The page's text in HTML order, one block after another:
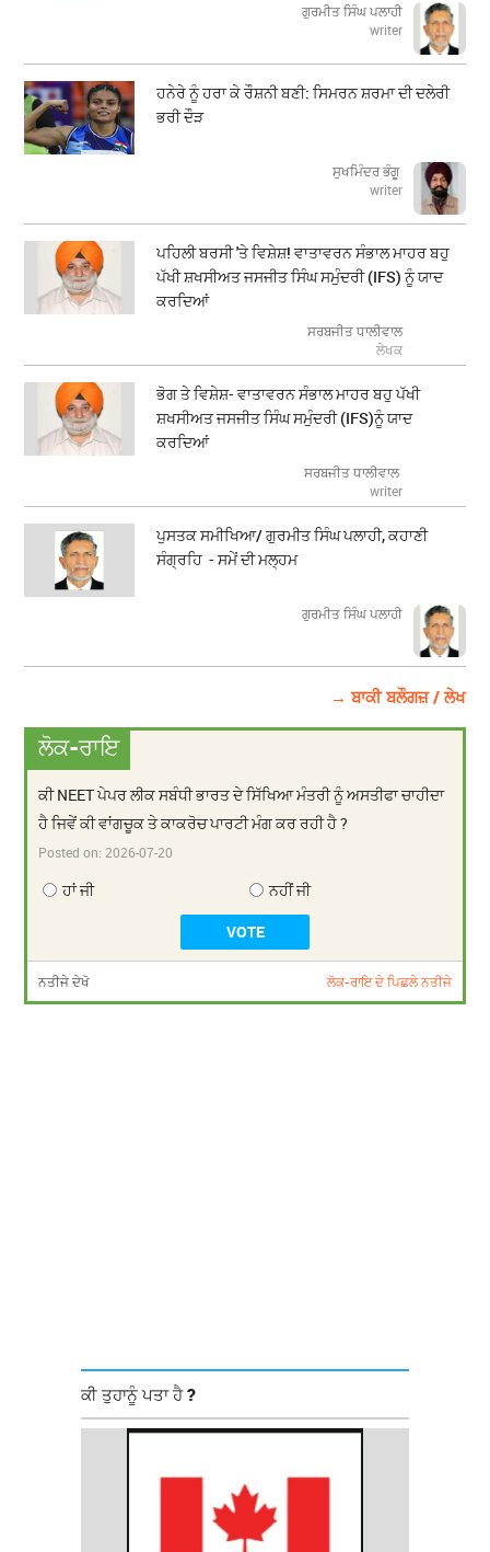
ਗੁਰਮੀਤ ਸਿੰਘ ਪਲਾਹੀ
writer
ਹਨੇਰੇ ਨੂੰ ਹਰਾ ਕੇ ਰੌਸ਼ਨੀ ਬਣੀ: ਸਿਮਰਨ ਸ਼ਰਮਾ ਦੀ ਦਲੇਰੀ
ਭਰੀ ਦੌੜ
ਸੁਖਮਿੰਦਰ ਭੰਗੂ
writer
ਪਹਿਲੀ ਬਰਸੀ 'ਤੇ ਵਿਸ਼ੇਸ਼! ਵਾਤਾਵਰਨ ਸੰਭਾਲ ਮਾਹਰ ਬਹੁ
ਪੱਖੀ ਸ਼ਖਸੀਅਤ ਜਸਜੀਤ ਸਿੰਘ ਸਮੁੰਦਰੀ (IFS) ਨੂੰ ਯਾਦ
ਕਰਦਿਆਂ
ਸਰਬਜੀਤ ਧਾਲੀਵਾਲ
ਲੇਖਕ
ਭੋਗ ਤੇ ਵਿਸ਼ੇਸ਼- ਵਾਤਾਵਰਨ ਸੰਭਾਲ ਮਾਹਰ ਬਹੁ ਪੱਖੀ
ਸ਼ਖਸੀਅਤ ਜਸਜੀਤ ਸਿੰਘ ਸਮੁੰਦਰੀ (IFS)ਨੂੰ ਯਾਦ
ਕਰਦਿਆਂ
ਸਰਬਜੀਤ ਧਾਲੀਵਾਲ
writer
ਪੁਸਤਕ ਸਮੀਖਿਆ/ ਗੁਰਮੀਤ ਸਿੰਘ ਪਲਾਹੀ, ਕਹਾਣੀ
ਸੰਗ੍ਰਹਿ - ਸਮੇਂ ਦੀ ਮਲ੍ਹਮ
ਗੁਰਮੀਤ ਸਿੰਘ ਪਲਾਹੀ
→ ਬਾਕੀ ਬਲੌਗਜ਼ / ਲੇਖ
ਲੋਕ-ਰਾਇ
ਕੀ NEET ਪੇਪਰ ਲੀਕ ਸਬੰਧੀ ਭਾਰਤ ਦੇ ਸਿੱਖਿਆ ਮੰਤਰੀ ਨੂੰ ਅਸਤੀਫਾ ਚਾਹੀਦਾ
ਹੈ ਜਿਵੇਂ ਕੀ ਵਾਂਗਚੂਕ ਤੇ ਕਾਕਰੋਚ ਪਾਰਟੀ ਮੰਗ ਕਰ ਰਹੀ ਹੈ ?
Posted on:2026-07-20
ਹਾਂ ਜੀ ਨਹੀਂ ਜੀ
ਨਤੀਜੇ ਦੇਖੋ ਲੋਕ-ਰਾਇ ਦੇ ਪਿਛਲੇ ਨਤੀਜੇ
ਕੀ ਤੁਹਾਨੂੰ ਪਤਾ ਹੈ ?